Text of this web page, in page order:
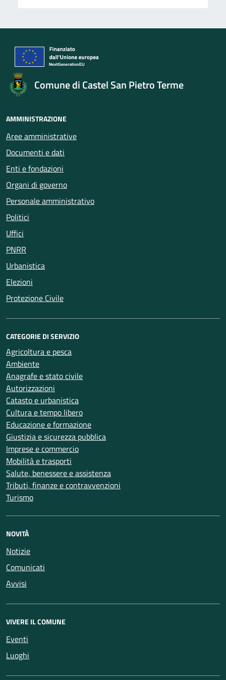
Comune di Castel San Pietro Terme
AMMINISTRAZIONE
Aree amministrative
Documenti e dati
Enti e fondazioni
Organi di governo
Personale amministrativo
Politici
Uffici
PNRR
Urbanistica
Elezioni
Protezione Civile
CATEGORIE DI SERVIZIO
Agricoltura e pesca
Ambiente
Anagrafe e stato civile
Autorizzazioni
Catasto e urbanistica
Cultura e tempo libero
Educazione e formazione
Giustizia e sicurezza pubblica
Imprese e commercio
Mobilità e trasporti
Salute, benessere e assistenza
Tributi, finanze e contravvenzioni
Turismo
NOVITÀ
Notizie
Comunicati
Avvisi
VIVERE IL COMUNE
Eventi
Luoghi